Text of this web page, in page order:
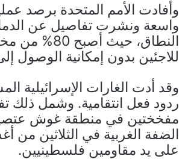
وأفادت الأمم المتحدة برصد
واسعة ونشرت تفاصيل عن
النطاق، حيث أصبح
للاجئين بدون إمكانية الوصول
وقد أدت الغارات الإسرائيلية
ردود فعل انتقامية. وشمل ذلك
مفخختين في منطقة غوش
الضفة الغربية في الثلاثين
على يد مقاومين فلسطينيين.